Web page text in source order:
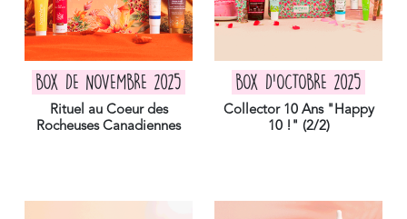
BOX DE NOVEMBRE 2025
Rituel au Coeur des
Rocheuses Canadiennes
BOX D'OCTOBRE 2025
Collector 10 Ans "Happy
10 !" (2/2)